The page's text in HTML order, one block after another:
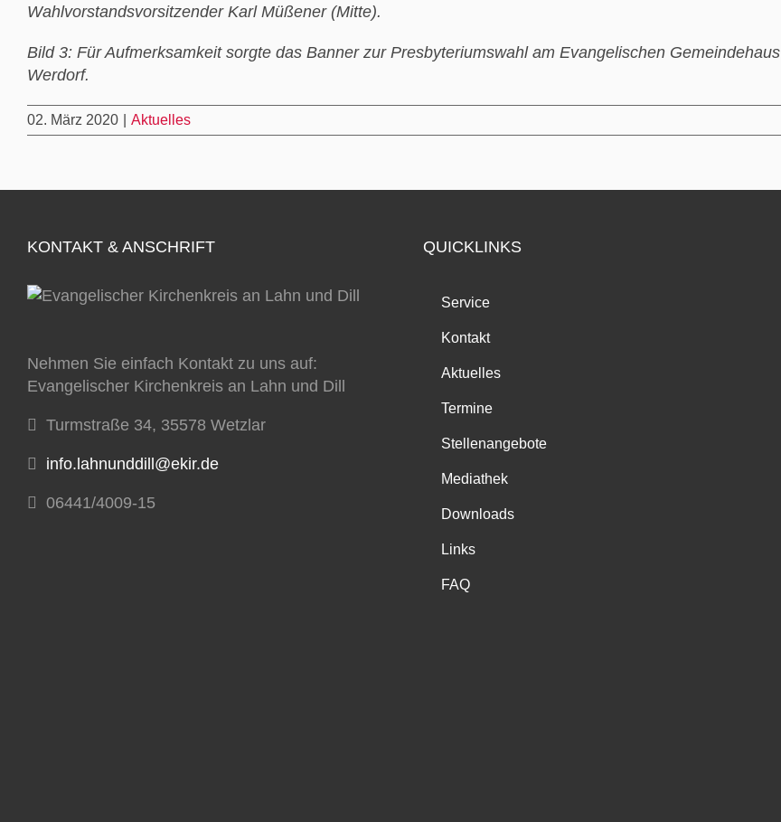
Wahlvorstandsvorsitzender Karl Müßener (Mitte).
Bild 3: Für Aufmerksamkeit sorgte das Banner zur Presbyteriumswahl am Evangelischen Gemeindehaus
Werdorf.
02. März 2020 Aktuelles
KONTAKT & ANSCHRIFT
Nehmen Sie einfach Kontakt zu uns auf:
Evangelischer Kirchenkreis an Lahn und Dill
Turmstraße 34, 35578 Wetzlar
info.lahnunddill@ekir.de
06441/4009-15
QUICKLINKS
Service
Kontakt
Aktuelles
Termine
Stellenangebote
Mediathek
Downloads
Links
FAQ